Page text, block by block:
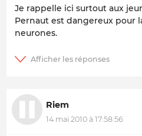
Je rappelle ici surtout aux
Pernaut est dangereux pour
neurones.
Riem
14 mai 2010 à 17:58:56